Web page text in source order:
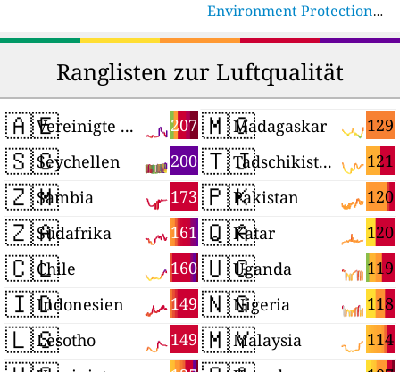
Environment Protection
Ranglisten zur Luftqualität
🇦🇪 207
Vereinigte Arabische Emirate
🇸🇨 200
Seychellen
🇿🇲 173
Sambia
🇿🇦 161
Südafrika
🇨🇱 160
Chile
🇮🇩 149
Indonesien
🇱🇸 149
Lesotho
🇲🇬 129
Madagaskar
🇹🇯 121
Tadschikistan
🇵🇰 120
Pakistan
🇶🇦 120
Katar
🇺🇬 119
Uganda
🇳🇬 118
Nigeria
🇲🇾 114
Malaysia